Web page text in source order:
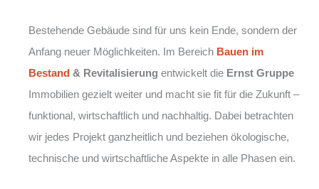
Bestehende Gebäude sind für uns kein Ende, sondern der
Anfang neuer Möglichkeiten. Im Bereich Bauen im
Bestand & Revitalisierung entwickelt die Ernst Gruppe
Immobilien gezielt weiter und macht sie fit für die Zukunft –
funktional, wirtschaftlich und nachhaltig. Dabei betrachten
wir jedes Projekt ganzheitlich und beziehen ökologische,
technische und wirtschaftliche Aspekte in alle Phasen ein.